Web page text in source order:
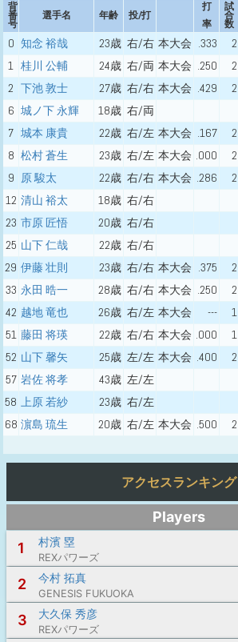
背
番
号
選手名 年齢 投/打
打
率
試
合
数
0 知念 裕哉 23歳 右/右 本大会 .333 2
1 桂川 公輔 24歳 右/両 本大会 .250 2
2 下池 敦士 27歳 右/右 本大会 .429 2
6 城ノ下 永輝 18歳 右/両
7 城本 康貴 22歳 右/左 本大会 .167 2
8 松村 蒼生 23歳 右/左 本大会 .000 2
9 原 駿太 22歳 右/右 本大会 .286 2
12 清山 裕太 18歳 右/右
23 市原 匠悟 20歳 右/右
25 山下 仁哉 22歳 右/右
29 伊藤 壮則 23歳 右/右 本大会 .375 2
33 永田 晧一 28歳 右/右 本大会 .250 2
42 越地 竜也 26歳 右/左 本大会 --- 1
51 藤田 将瑛 22歳 右/右 本大会 .000 1
52 山下 馨矢 25歳 左/左 本大会 .400 2
57 岩佐 将孝 43歳 左/左
58 上原 若紗 23歳 右/左
68 濵島 琉生 20歳 右/左 本大会 .500 2
アクセスランキング
Players
1
村濱 塁
REXパワーズ
2 今村 拓真
GENESIS FUKUOKA
3 大久保 秀彦
REXパワーズ